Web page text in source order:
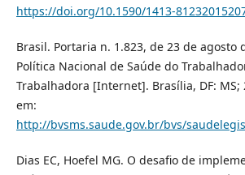
https://doi.org/10.1590/1413-
Brasil. Portaria n. 1.823, de 23 de agosto
Política Nacional de Saúde do
Trabalhadora [Internet]. Brasília, DF: MS;
em:
http://bvsms.saude.gov.br/bvs/
Dias EC, Hoefel MG. O desafio de